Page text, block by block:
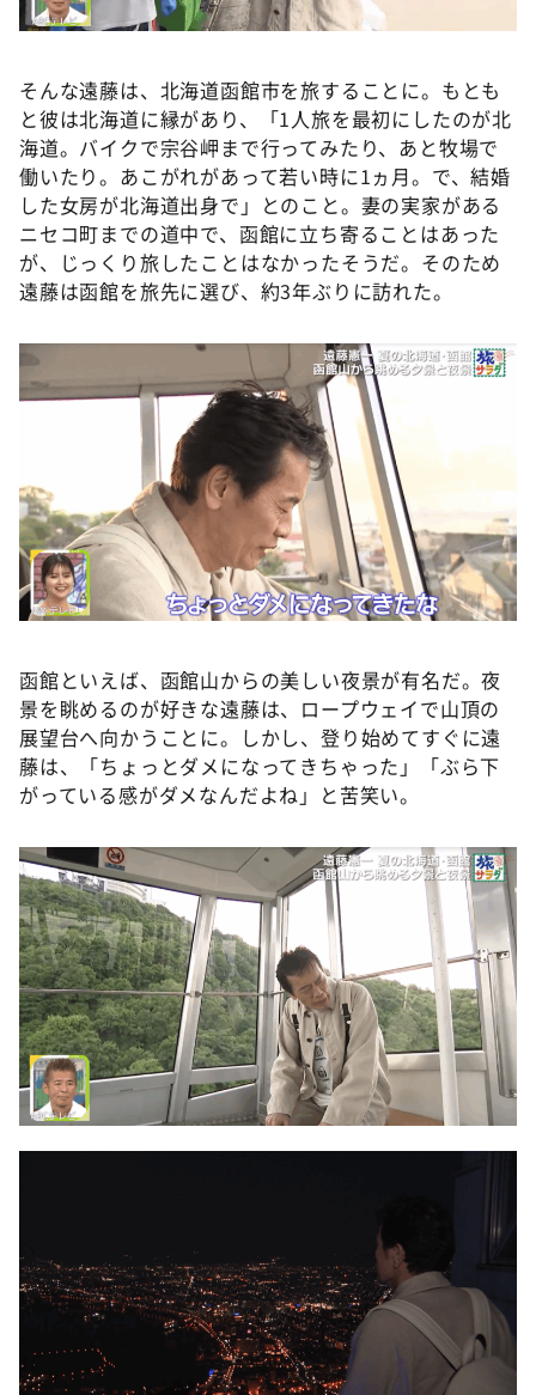
そんな遠藤は、北海道函館市を旅することに。もとも
と彼は北海道に縁があり、「1人旅を最初にしたのが北
海道。バイクで宗谷岬まで行ってみたり、あと牧場で
働いたり。あこがれがあって若い時に1ヵ月。で、結婚
した女房が北海道出身で」とのこと。妻の実家がある
ニセコ町までの道中で、函館に立ち寄ることはあった
が、じっくり旅したことはなかったそうだ。そのため
遠藤は函館を旅先に選び、約3年ぶりに訪れた。
函館といえば、函館⼭からの美しい夜景が有名だ。夜
景を眺めるのが好きな遠藤は、ロープウェイで⼭頂の
展望台へ向かうことに。しかし、登り始めてすぐに遠
藤は、「ちょっとダメになってきちゃった」「ぶら下
がっている感がダメなんだよね」と苦笑い。